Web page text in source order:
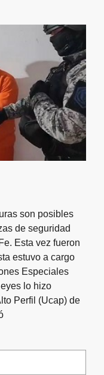
son posibles
de seguridad
Esta vez fueron
estuvo a cargo
Especiales
lo hizo
Perfil (Ucap) de